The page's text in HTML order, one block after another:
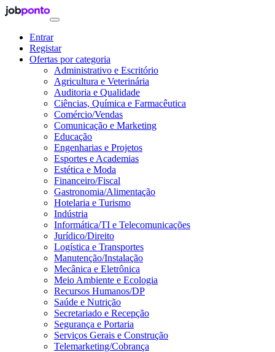
Entrar
Registar
Ofertas por categoria
Administrativo e Escritório
Agricultura e Veterinária
Auditoria e Qualidade
Ciências, Química e Farmacêutica
Comércio/Vendas
Comunicação e Marketing
Educação
Engenharias e Projetos
Esportes e Academias
Estética e Moda
Financeiro/Fiscal
Gastronomia/Alimentação
Hotelaria e Turismo
Indústria
Informática/TI e Telecomunicações
Jurídico/Direito
Logística e Transportes
Manutenção/Instalação
Mecânica e Eletrônica
Meio Ambiente e Ecologia
Recursos Humanos/DP
Saúde e Nutrição
Secretariado e Recepção
Segurança e Portaria
Serviços Gerais e Construção
Telemarketing/Cobrança